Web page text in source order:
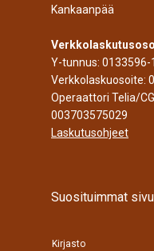
Kankaanpää
Y-tunnus: 0133596-1
Verkkolaskuosoite:
Operaattori Telia/
003703575029
Laskutusohjeet
Suosituimmat
Kirjasto